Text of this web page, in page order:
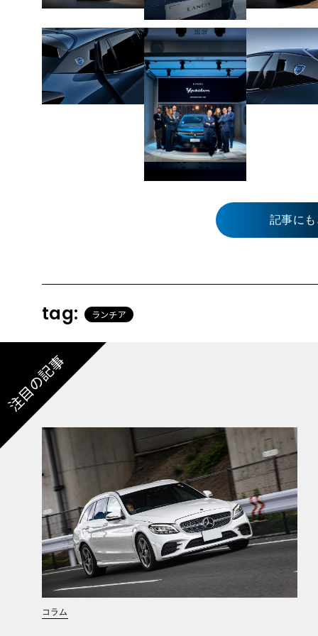
記事に
tag: ランチア
注目の記事
コラム